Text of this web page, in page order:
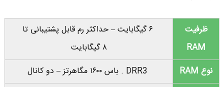
ظرفیت
RAM
۶ گیگابایت – حداکثر رم قابل پشتیبانی تا
۸ گیگابایت
نوع RAM